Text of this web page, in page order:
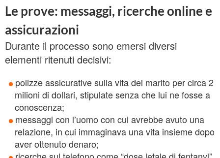
Le prove: messaggi, ricerche online e
assicurazioni
Durante il processo sono emersi diversi
elementi ritenuti decisivi:
polizze assicurative sulla vita del marito per circa 2
milioni di dollari, stipulate senza che lui ne fosse a
conoscenza;
messaggi con l’uomo con cui avrebbe avuto una
relazione, in cui immaginava una vita insieme dopo
aver ottenuto denaro;